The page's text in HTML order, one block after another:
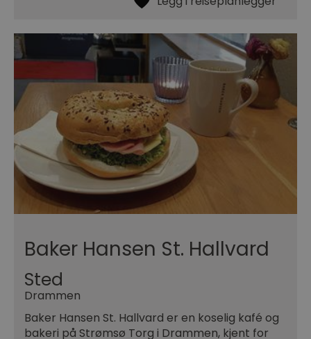
Baker Hansen St. Hallvard
Sted
Drammen
Baker Hansen St. Hallvard er en koselig kafé og
bakeri på Strømsø Torg i Drammen, kjent for